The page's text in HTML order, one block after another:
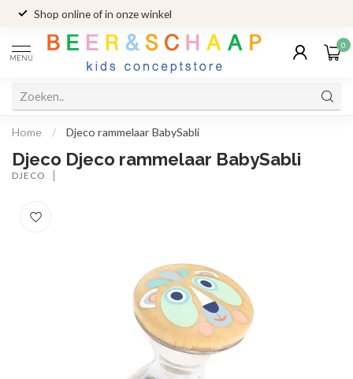
Shop online of in onze winkel
MENU
0
Home / Djeco rammelaar BabySabli
Djeco Djeco rammelaar BabySabli
DJECO